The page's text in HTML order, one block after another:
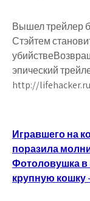
Вышел трейлер
Стэйтем
эпический
http://
по
Игравшего на
поразила
Фотоловушка в
крупную кошку